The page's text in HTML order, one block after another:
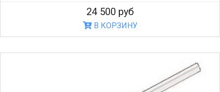
24 500 руб
В КОРЗИНУ